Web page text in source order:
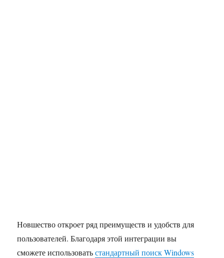
Новшество откроет ряд преимуществ и удобств для
пользователей. Благодаря этой интеграции вы
сможете использоватьстандартный поиск Windows